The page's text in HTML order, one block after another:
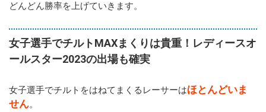
どんどん勝率を上げていきます。
女子選手でチルトMAXまくりは貴重！レディースオ
ールスター2023の出場も確実
女子選手でチルトをはねてまくるレーサーはほとんどいま
せん。